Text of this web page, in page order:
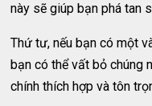
này sẽ giúp bạn phá tan
Thứ tư, nếu bạn có một
bạn có thể vất bỏ chúng
chính thích hợp và tôn